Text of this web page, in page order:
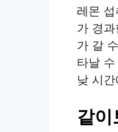
레몬
가 경
가 갈
타날
낮 시
같이